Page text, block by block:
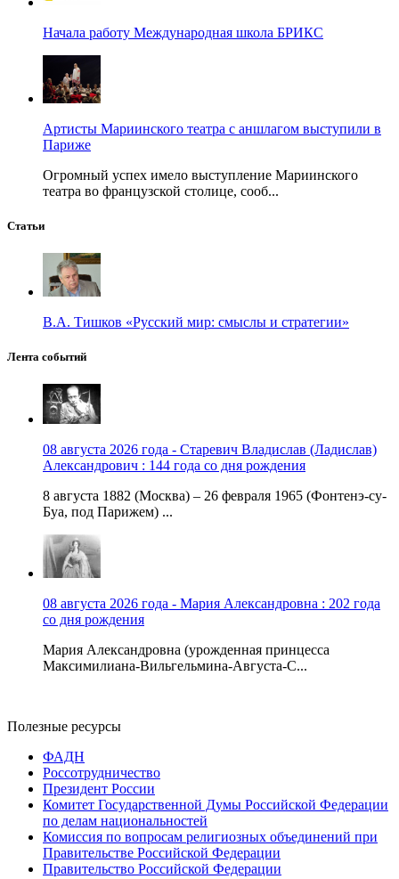
Начала работу Международная школа БРИКС
Артисты Мариинского театра с аншлагом выступили в
Париже
Огромный успех имело выступление Мариинского
театра во французской столице, сооб...
Статьи
В.А. Тишков «Русский мир: смыслы и стратегии»
Лента событий
08 августа 2026 года - Старевич Владислав (Ладислав)
Александрович : 144 года со дня рождения
8 августа 1882 (Москва) – 26 февраля 1965 (Фонтенэ-су-
Буа, под Парижем) ...
08 августа 2026 года - Мария Александровна : 202 года
со дня рождения
Мария Александровна (урожденная принцесса
Максимилиана-Вильгельмина-Августа-С...
Полезные ресурсы
ФАДН
Россотрудничество
Президент России
Комитет Государственной Думы Российской Федерации
по делам национальностей
Комиссия по вопросам религиозных объединений при
Правительстве Российской Федерации
Правительство Российской Федерации